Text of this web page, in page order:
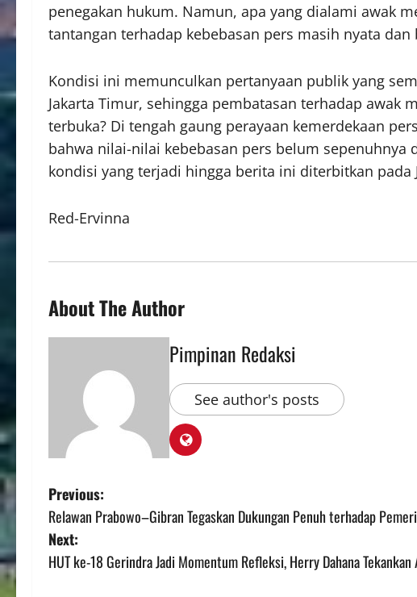
penegakan hukum. Namun, apa yang dialami awak
tantangan terhadap kebebasan pers masih nyata
Kondisi ini memunculkan pertanyaan publik yang
Jakarta Timur, sehingga pembatasan terhadap awak
terbuka? Di tengah gaung perayaan kemerdekaan
bahwa nilai-nilai kebebasan pers belum sepenuhnya
kondisi yang terjadi hingga berita ini diterbitkan pada
Red-Ervinna
About The Author
Pimpinan Redaksi
See author's posts
Previous:
Relawan Prabowo–Gibran Tegaskan Dukungan Penuh terhadap
Next:
HUT ke-18 Gerindra Jadi Momentum Refleksi, Herry Dahana